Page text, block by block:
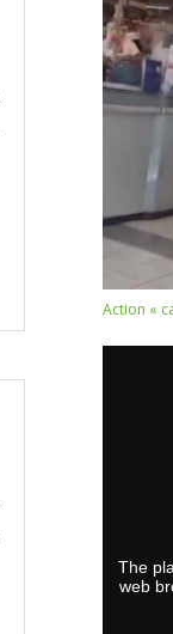
Action «